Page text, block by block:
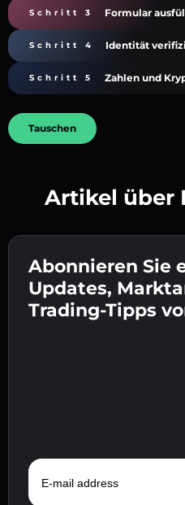
Schritt 3 Formular
Gib deine Krypto-
mit dem nächsten
Schritt 4 Identität
Bestätige deine
letzten Schritt fort.
Schritt 5 Zahlen und
Sende die Einzahlung
Fiat in deiner Wallet.
Tauschen
Artikel über
Abonnieren Sie
Updates,
Trading-Tipps
E-mail address